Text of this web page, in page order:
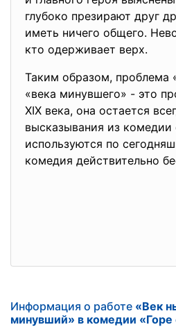
глубоко презирают друг
иметь ничего общего.
кто одерживает верх.
Таким образом, проблема
«века минувшего» - это
XIX века, она остается
высказывания из
используются по
комедия действительно
Информация о работе «Век
минувший» в комедии «Горе